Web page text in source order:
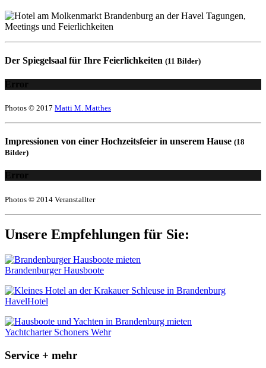
Der Spiegelsaal für Ihre Feierlichkeiten (11 Bilder)
Error
Photos © 2017 Matti M. Matthes
Impressionen von einer Hochzeitsfeier in unserem Hause (18
Bilder)
Error
Photos © 2014 Veranstallter
Unsere Empfehlungen für Sie:
Brandenburger Hausboote
HavelHotel
Yachtcharter Schoners Wehr
Service + mehr